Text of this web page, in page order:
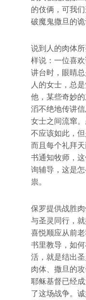
的伎俩，可我
破魔鬼撒旦的诡
说到人的肉体
样说：一位喜
讲台时，眼睛
人的女士，总
他，某些奇妙
滔不绝地传讲
女士之间流窜
不应该如此，
而且每个礼拜
书通知牧师，
询辅导，这是
祟。
保罗提供战胜
与圣灵同行，
喜悦顺应从前
书里教导，如
活，就是结出
肉体、撒旦的
耶稣基督已经
了这场战争。